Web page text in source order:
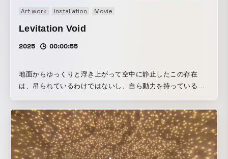
物と呼んでいる。つまり、全ての生物は、細胞でできてい
る。そして、全ての細胞は、脂質二重層で構成された細胞膜
の泡も、同じように、脂質二重層の膜に包まれていて、この
彫刻を構成している泡は、構造的には細胞膜と同じである。
ただし、泡の二重層は細胞とは逆に、二重層の外側は疎水
性、二重層の層と層の間は親水性になっているため、袋の外
側も内側も空気である。つまり、細胞が水中の袋状の膜であ
るならば、泡は空気中の袋状の膜である。 この彫刻は、生物
の構成単位である細胞と同じ構造の物質と、環境が生んだエ
物は空間から消え、同じように図鑑にコレクションされる。
の身体で探索し、発見し、捕まえ、観察し、知を集め、好奇
ト。 絶滅の森には、絶滅した動物が住んでいる。動物に近づ
いたり、触ったりすると、逃げたり、振り向いたりする。
歩いている動物を見て、そのカメラに映っている動物に「観
察の目」を放つと、現実の空間に飛ぶ。「観察の目」が動物
に当たると空間からその動物は消え、自分のスマートフォン
に入り、コレクションされる。 捕まえた動物を、カメラで見
Art work Installation Movie
Levitation Void
2025 00:00:55
地面からゆっくりと浮き上がって空中に静止したこの存在
は、吊られているわけではないし、自ら動力を持っているわ
井でもない空中の中ほどに静止している。そして、時に浮上
し、時に沈下し、空中で静止する。 たまに大きく動き出し、
時に地面に落ちる。しかし、自らの状態を修復するかのよう
に、再びゆっくりと浮かび上がって空中に静止する。 特別な
環境を創り、その環境によって空間の中心部にエネルギーの